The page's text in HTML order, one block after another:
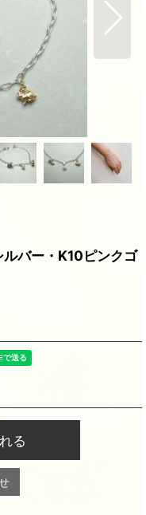
バー・K10ピンクゴ
る